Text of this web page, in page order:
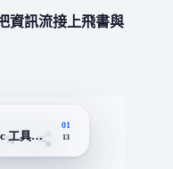
資訊流接上飛書與
具，主打「複製即文件」
01
13